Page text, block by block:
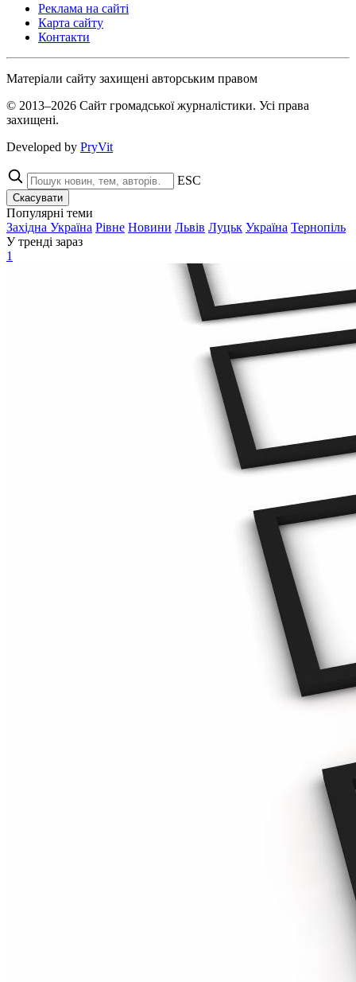
Реклама на сайті
Карта сайту
Контакти
Матеріали сайту захищені авторським правом
© 2013–2026 Сайт громадської журналістики. Усі права
захищені.
Developed by PryVit
ESC
Скасувати
Популярні теми
Західна Україна Рівне Новини Львів Луцьк Україна Тернопіль
У тренді зараз
1